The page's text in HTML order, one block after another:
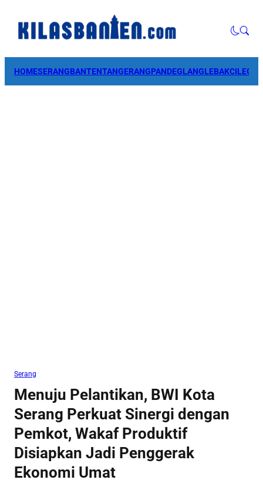
HOMESERANGBANTENTANGERANGPANDEGLANGLEBAK
Serang
Menuju Pelantikan, BWI Kota
Serang Perkuat Sinergi dengan
Pemkot, Wakaf Produktif
Disiapkan Jadi Penggerak
Ekonomi Umat